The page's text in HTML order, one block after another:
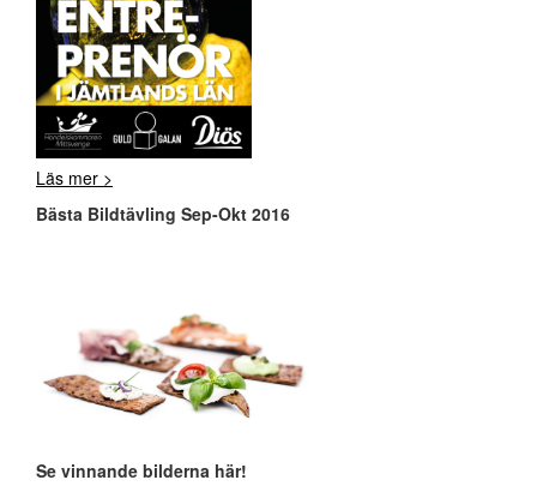
Läs mer >
Bästa Bildtävling Sep-Okt 2016
Se vinnande bilderna här!